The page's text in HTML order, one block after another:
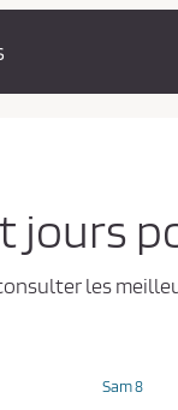
jours
les
Sam 8